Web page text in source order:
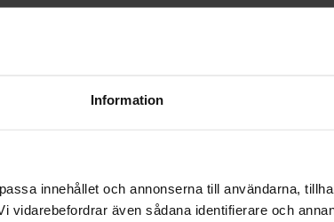
Information
innehållet och annonserna till användarna,
vidarebefordrar även sådana identifierare och